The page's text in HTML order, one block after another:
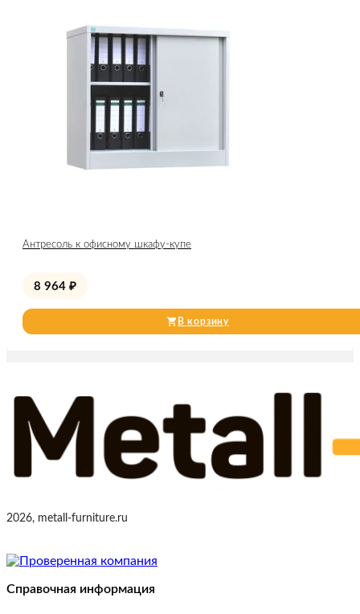
Антресоль к офисному шкафу-купе
8 964 ₽
В корзину
2026, metall-furniture.ru
Справочная информация